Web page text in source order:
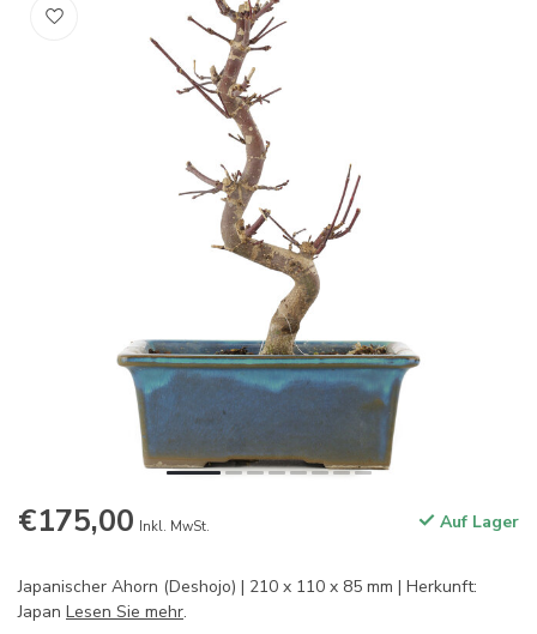
€175,00 Inkl. MwSt. Auf Lager
Japanischer Ahorn (Deshojo) | 210 x 110 x 85 mm | Herkunft:
Japan Lesen Sie mehr.